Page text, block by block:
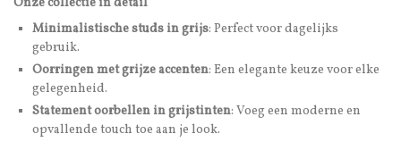
Minimalistische studs in grijs: Perfect voor dagelijks
gebruik.
Oorringen met grijze accenten: Een elegante keuze voor elke
gelegenheid.
Statement oorbellen in grijstinten: Voeg een moderne en
opvallende touch toe aan je look.